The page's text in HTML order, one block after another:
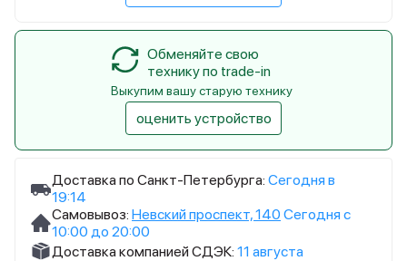
Доставка по Санкт-Петербурга: Сегодня в
19:14
Самовывоз: Невский проспект, 140 Сегодня с
10:00 до 20:00
Доставка компанией СДЭК: 11 августа
Обменяйте свою
технику по trade-in
Выкупим вашу старую технику
оценить устройство